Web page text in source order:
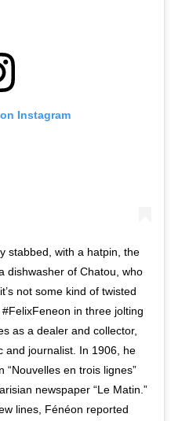
Instagram
stabbed, with a hatpin, the
dishwasher of Chatou, who
not some kind of twisted
in three jolting
as a dealer and collector,
and journalist. In 1906, he
“Nouvelles en trois lignes”
newspaper “Le Matin.”
lines, Fénéon reported